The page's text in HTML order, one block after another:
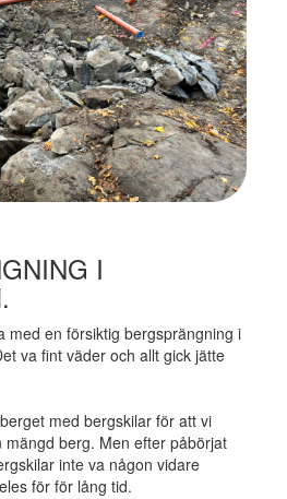
I
med en försiktig bergsprängning i
va fint väder och allt gick jätte
med bergskilar för att vi
mängd berg. Men efter påbörjat
inte va någon vidare
för för lång tid.